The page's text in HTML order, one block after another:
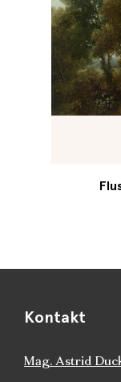
Kontakt
Mag. Astrid